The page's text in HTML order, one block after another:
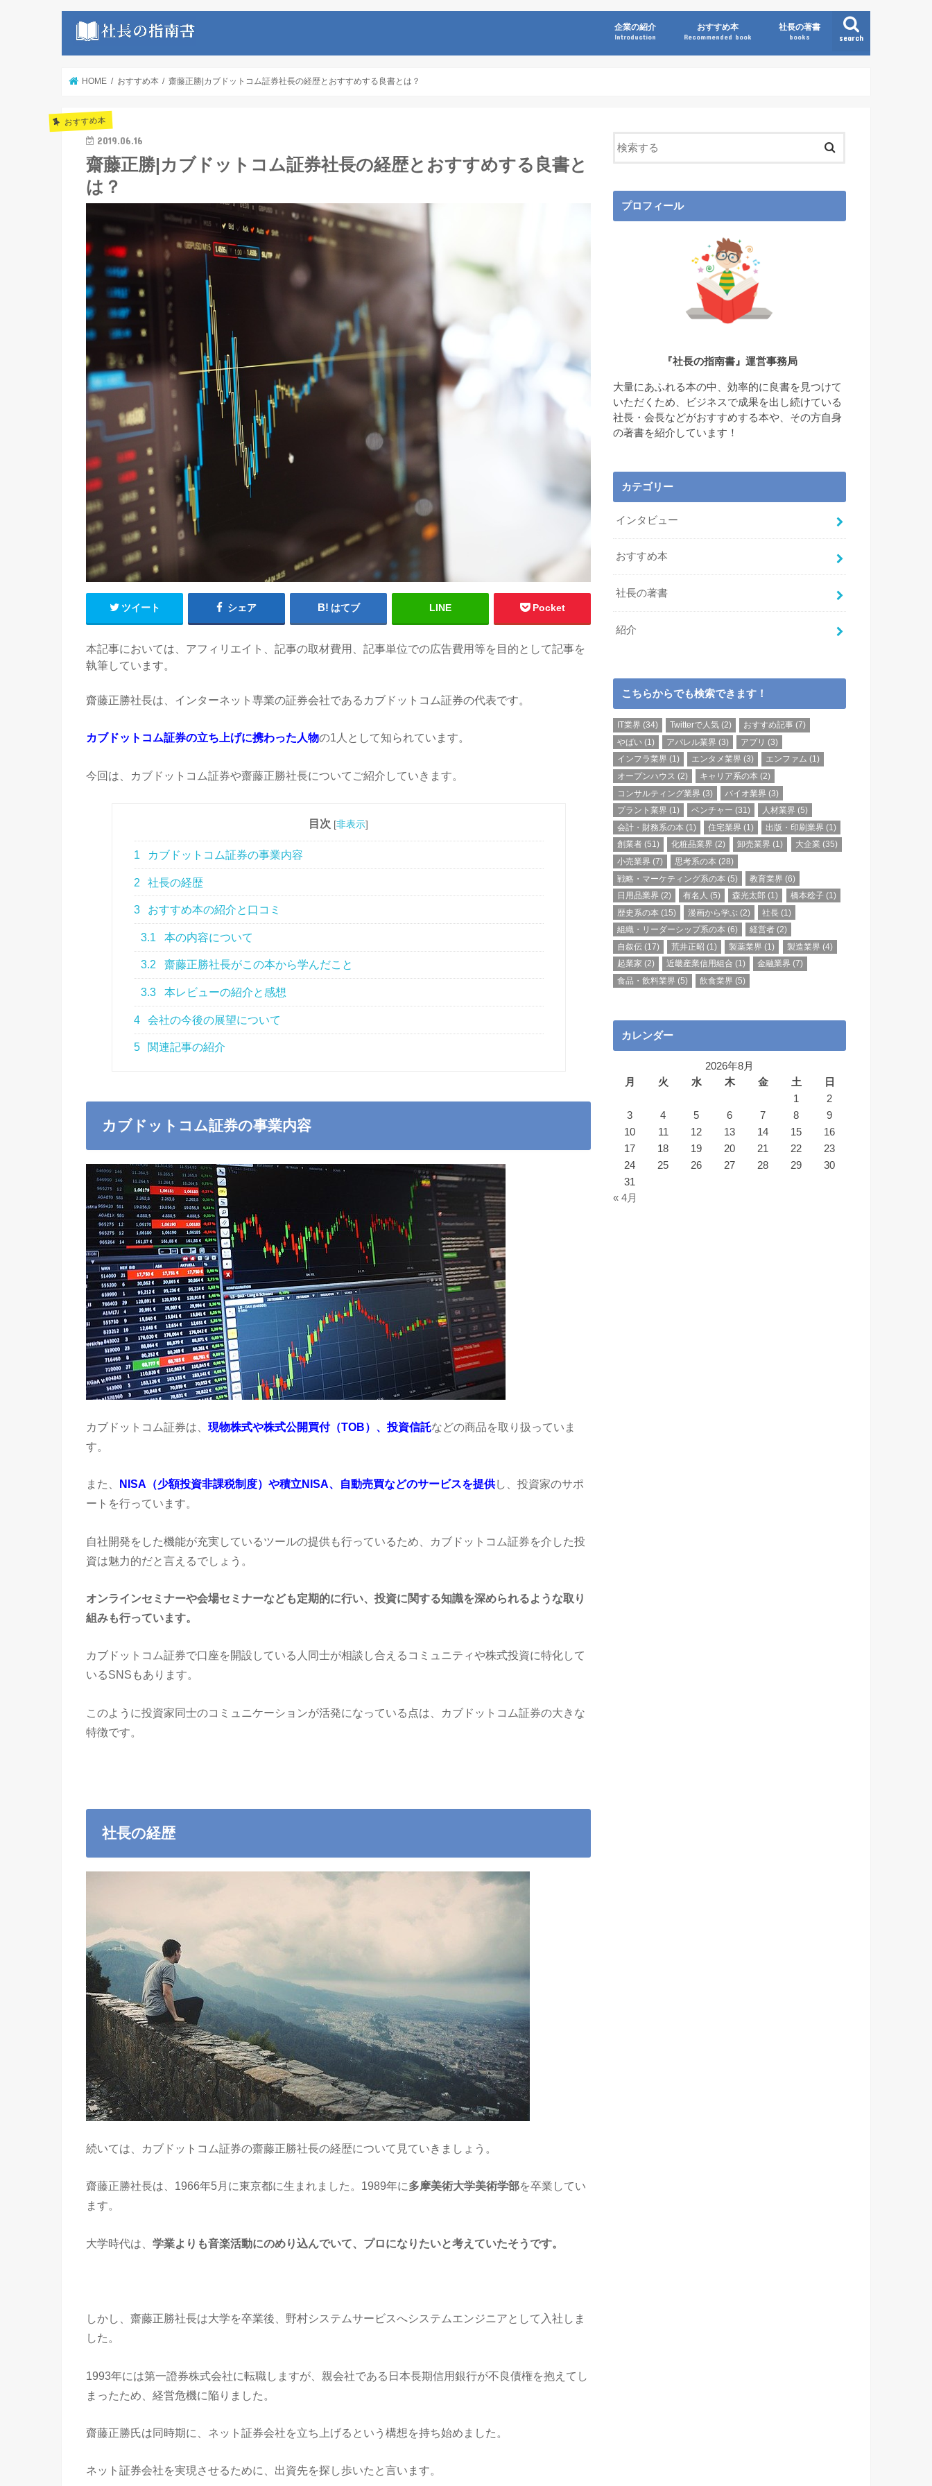
search
企業の紹介
Introduction
おすすめ本
Recommended book
社長の著書
books
HOME おすすめ本 齋藤正勝|カブドットコム証券社長の経歴とおすすめする良書とは？
おすすめ本
2019.06.16
齋藤正勝|カブドットコム証券社長の経歴とおすすめする良書と
は？
ツイート シェア はてブ LINE Pocket
本記事においては、アフィリエイト、記事の取材費用、記事単位での広告費用等を目的として記事を
執筆しています。
齋藤正勝社長は、インターネット専業の証券会社であるカブドットコム証券の代表です。
カブドットコム証券の立ち上げに携わった人物の1人として知られています。
今回は、カブドットコム証券や齋藤正勝社長についてご紹介していきます。
目次 [非表示]
1 カブドットコム証券の事業内容
2 社長の経歴
3 おすすめ本の紹介と口コミ
3.1 本の内容について
3.2 齋藤正勝社長がこの本から学んだこと
3.3 本レビューの紹介と感想
4 会社の今後の展望について
5 関連記事の紹介
カブドットコム証券の事業内容
カブドットコム証券は、 現物株式や株式公開買付（TOB）、投資信託などの商品を取り扱っていま
す。
また、 NISA（少額投資非課税制度）や積立NISA、自動売買などのサービスを提供し、投資家のサポ
ートを行っています。
自社開発をした機能が充実しているツールの提供も行っているため、カブドットコム証券を介した投
資は魅力的だと言えるでしょう。
オンラインセミナーや会場セミナーなども定期的に行い、投資に関する知識を深められるような取り
組みも行っています。
カブドットコム証券で口座を開設している人同士が相談し合えるコミュニティや株式投資に特化して
いるSNSもあります。
このように投資家同士のコミュニケーションが活発になっている点は、カブドットコム証券の大きな
特徴です。
社長の経歴
続いては、カブドットコム証券の齋藤正勝社長の経歴について見ていきましょう。
齋藤正勝社長は、1966年5月に東京都に生まれました。1989年に多摩美術大学美術学部を卒業してい
ます。
大学時代は、 学業よりも音楽活動にのめり込んでいて、プロになりたいと考えていたそうです。
しかし、齋藤正勝社長は大学を卒業後、野村システムサービスへシステムエンジニアとして入社しま
した。
1993年には第一證券株式会社に転職しますが、親会社である日本長期信用銀行が不良債権を抱えてし
まったため、経営危機に陥りました。
齋藤正勝氏は同時期に、ネット証券会社を立ち上げるという構想を持ち始めました。
ネット証券会社を実現させるために、出資先を探し歩いたと言います。
プロフィール
『社長の指南書』運営事務局
大量にあふれる本の中、効率的に良書を見つけて
いただくため、ビジネスで成果を出し続けている
社長・会長などがおすすめする本や、その方自身
の著書を紹介しています！
カテゴリー
インタビュー
おすすめ本
社長の著書
紹介
こちらからでも検索できます！
IT業界 (34) Twitterで人気 (2) おすすめ記事 (7)
やばい (1) アパレル業界 (3) アプリ (3)
インフラ業界 (1) エンタメ業界 (3) エンファム (1)
オープンハウス (2) キャリア系の本 (2)
コンサルティング業界 (3) バイオ業界 (3)
プラント業界 (1) ベンチャー (31) 人材業界 (5)
会計・財務系の本 (1) 住宅業界 (1) 出版・印刷業界 (1)
創業者 (51) 化粧品業界 (2) 卸売業界 (1) 大企業 (35)
小売業界 (7) 思考系の本 (28)
戦略・マーケティング系の本 (5) 教育業界 (6)
日用品業界 (2) 有名人 (5) 森光太郎 (1) 橋本稔子(1)
歴史系の本 (15) 漫画から学ぶ (2) 社長 (1)
組織・リーダーシップ系の本 (6) 経営者 (2)
自叙伝 (17) 荒井正昭 (1) 製薬業界 (1) 製造業界 (4)
起業家 (2) 近畿産業信用組合 (1) 金融業界 (7)
食品・飲料業界 (5) 飲食業界 (5)
カレンダー
2026年8月
月
火 水 木 金 土
日
1
2
3
4 5 6 7 8
9
10
11 12 13 14 15
16
17
18 19 20 21 22
23
24
25 26 27 28 29
30
31
« 4月